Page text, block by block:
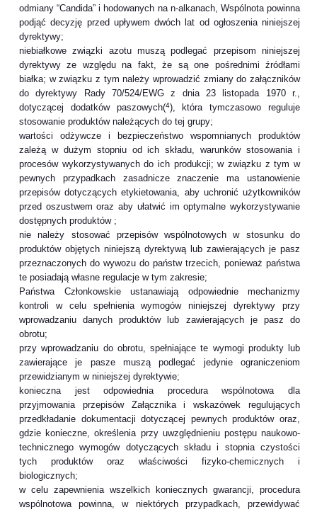
odmiany “Candida” i hodowanych na n-alkanach, Wspólnota powinna
podjąć decyzję przed upływem dwóch lat od ogłoszenia niniejszej
dyrektywy;
niebiałkowe związki azotu muszą podlegać przepisom niniejszej
dyrektywy ze względu na fakt, że są one pośrednimi źródłami
białka; w związku z tym należy wprowadzić zmiany do załączników
do dyrektywy Rady 70/524/EWG z dnia 23 listopada 1970 r.,
dotyczącej dodatków paszowych(4), która tymczasowo reguluje
stosowanie produktów należących do tej grupy;
wartości odżywcze i bezpieczeństwo wspomnianych produktów
zależą w dużym stopniu od ich składu, warunków stosowania i
procesów wykorzystywanych do ich produkcji; w związku z tym w
pewnych przypadkach zasadnicze znaczenie ma ustanowienie
przepisów dotyczących etykietowania, aby uchronić użytkowników
przed oszustwem oraz aby ułatwić im optymalne wykorzystywanie
dostępnych produktów ;
nie należy stosować przepisów wspólnotowych w stosunku do
produktów objętych niniejszą dyrektywą lub zawierających je pasz
przeznaczonych do wywozu do państw trzecich, ponieważ państwa
te posiadają własne regulacje w tym zakresie;
Państwa Członkowskie ustanawiają odpowiednie mechanizmy
kontroli w celu spełnienia wymogów niniejszej dyrektywy przy
wprowadzaniu danych produktów lub zawierających je pasz do
obrotu;
przy wprowadzaniu do obrotu, spełniające te wymogi produkty lub
zawierające je pasze muszą podlegać jedynie ograniczeniom
przewidzianym w niniejszej dyrektywie;
konieczna jest odpowiednia procedura wspólnotowa dla
przyjmowania przepisów Załącznika i wskazówek regulujących
przedkładanie dokumentacji dotyczącej pewnych produktów oraz,
gdzie konieczne, określenia przy uwzględnieniu postępu naukowo-
technicznego wymogów dotyczących składu i stopnia czystości
tych produktów oraz właściwości fizyko-chemicznych i
biologicznych;
w celu zapewnienia wszelkich koniecznych gwarancji, procedura
wspólnotowa powinna, w niektórych przypadkach, przewidywać